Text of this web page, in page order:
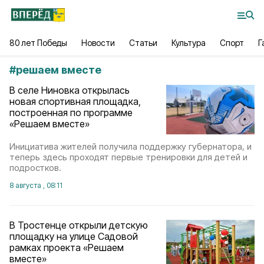
80 лет Победы Новости Статьи Культура Спорт
#решаем вместе
В селе Ниновка открылась
новая спортивная площадка,
построенная по программе
«Решаем вместе»
Инициатива жителей получила поддержку губернатора, и
теперь здесь проходят первые тренировки для детей и
подростков.
8 августа , 08:11
В Тростенце открыли детскую
площадку на улице Садовой
рамках проекта «Решаем
вместе»